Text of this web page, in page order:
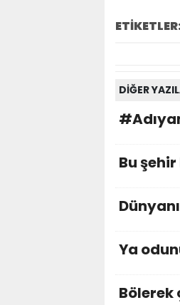
DİĞER
Bu
Ya
Bölerek